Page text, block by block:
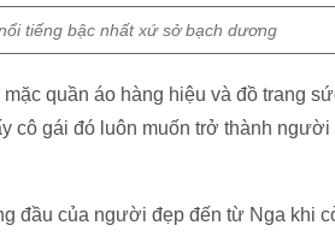
tiếng bậc nhất xứ sở bạch dương
quần áo hàng hiệu và đồ trang
cô gái đó luôn muốn trở thành
đầu của người đẹp đến từ Nga khi